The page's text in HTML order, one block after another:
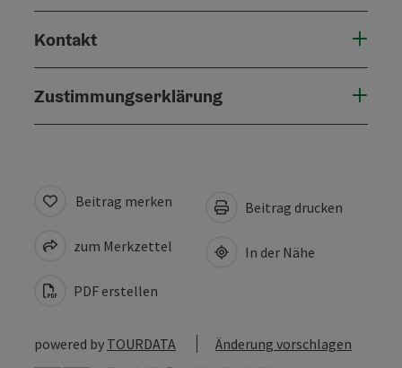
Kontakt
Zustimmungserklärung
Beitrag merken
zum Merkzettel
PDF erstellen
Beitrag drucken
In der Nähe
powered by TOURDATA Änderung vorschlagen